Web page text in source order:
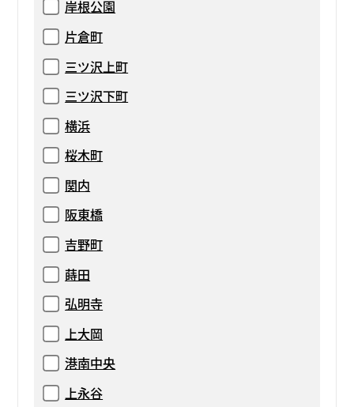
岸根公園
片倉町
三ツ沢上町
三ツ沢下町
横浜
桜木町
関内
阪東橋
吉野町
蒔田
弘明寺
上大岡
港南中央
上永谷